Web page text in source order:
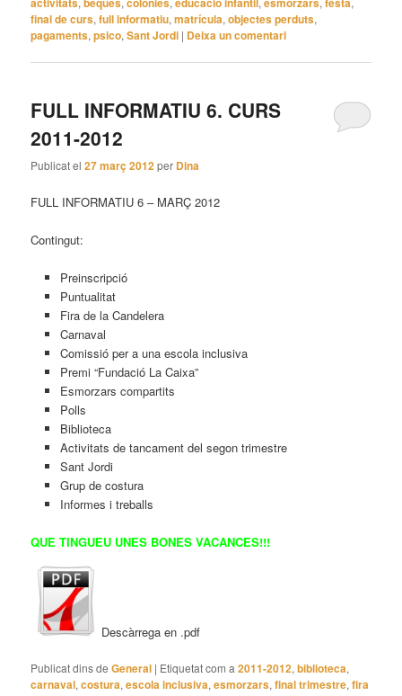
final de curs,full informatiu,matrícula,objectes perduts,
pagaments,psico,Sant Jordi | Deixa un comentari
FULL INFORMATIU 6. CURS
2011-2012
Publicat el27 març 2012per Dina
FULL INFORMATIU 6 – MARÇ 2012
Contingut:
Preinscripció
Puntualitat
Fira de la Candelera
Carnaval
Comissió per a una escola inclusiva
Premi “Fundació La Caixa”
Esmorzars compartits
Polls
Biblioteca
Activitats de tancament del segon trimestre
Sant Jordi
Grup de costura
Informes i treballs
QUE TINGUEU UNES BONES VACANCES!!!
Descàrrega en .pdf
Publicat dins de General | Etiquetat com a 2011-2012,biblioteca,
carnaval,costura,escola inclusiva,esmorzars,final trimestre,fira